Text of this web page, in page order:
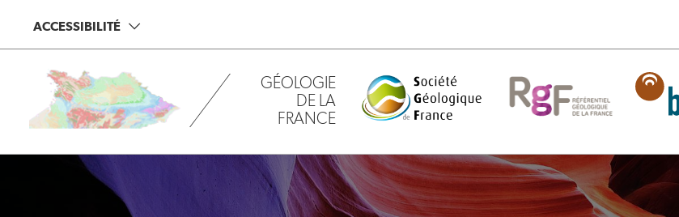
contenu
ACCESSIBILITÉ
GÉOLOGIE
DE LA
FRANCE